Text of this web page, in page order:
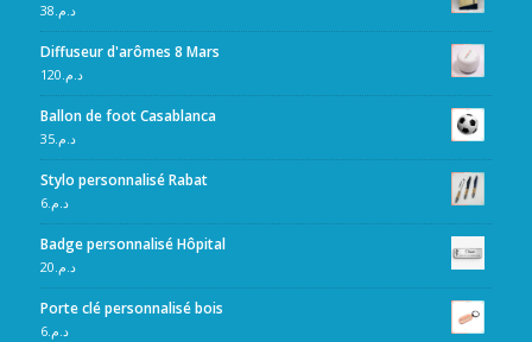
د.م.38
Diffuseur d'arômes 8 Mars
د.م.120
Ballon de foot Casablanca
د.م.35
Stylo personnalisé Rabat
د.م.6
Badge personnalisé Hôpital
د.م.20
Porte clé personnalisé bois
د.م.6